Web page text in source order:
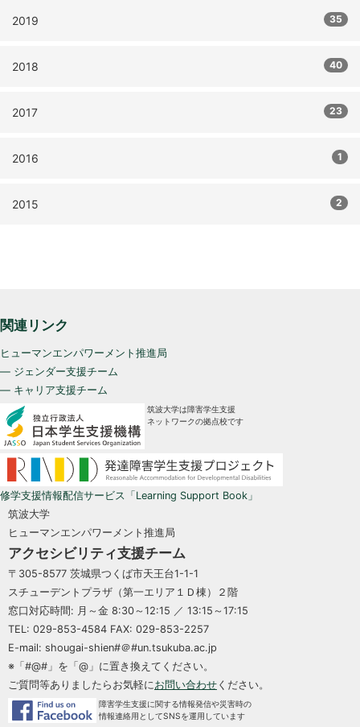
2019 35
2018 40
2017 23
2016 1
2015 2
関連リンク
ヒューマンエンパワーメント推進局
— ジェンダー支援チーム
— キャリア支援チーム
筑波大学は障害学生支援
ネットワークの拠点校です
修学支援情報配信サービス「Learning Support Book」
筑波大学
ヒューマンエンパワーメント推進局
アクセシビリティ支援チーム
〒305-8577 茨城県つくば市天王台1-1-1
スチューデントプラザ（第一エリア１Ｄ棟）２階
窓口対応時間: 月～金 8:30～12:15 ／ 13:15～17:15
TEL: 029-853-4584 FAX: 029-853-2257
E-mail: shougai-shien#＠#un.tsukuba.ac.jp
※「#@#」を「@」に置き換えてください。
ご質問等ありましたらお気軽に お問い合わせ ください。
障害学生支援に関する情報発信や災害時の
情報連絡用としてSNSを運用しています